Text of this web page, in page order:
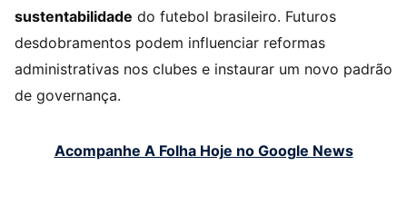
sustentabilidade do futebol brasileiro. Futuros
desdobramentos podem influenciar reformas
administrativas nos clubes e instaurar um novo padrão
de governança.
Acompanhe A Folha Hoje no Google News